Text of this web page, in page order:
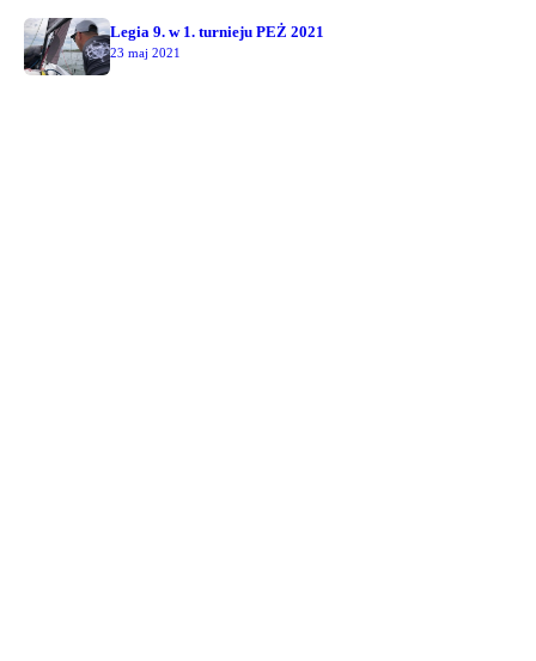
Legia 9. w 1. turnieju PEŻ 2021
23 maj 2021